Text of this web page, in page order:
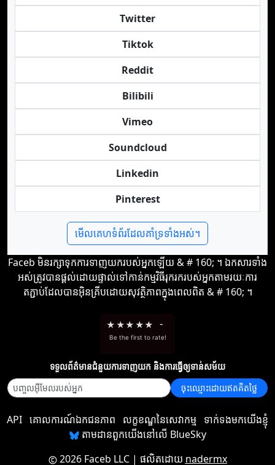
Twitter
Tiktok
Reddit
Bilibili
Vimeo
Soundcloud
Linkedin
Pinterest
មើលគេហទំព័រដែលគាំទ្រទាំងអស់។
Faceb មិន​រក្សា​ទុក​ការ​ទាញ​យក​របស់​អ្នក​ឡើយ & # 160; ។ ឯកសារ​ទាំង
អស់​ត្រូវ​បាន​ផ្ដល់​ដោយ​ផ្ទាល់​ទៅ​កាន់​កម្មវិធី​រុករក​របស់​អ្នក​តាមរយៈ​ការ​
តភ្ជាប់​ដែល​បាន​អ៊ិនគ្រីប​ដោយ​សុវត្ថិភាព​ក្នុង​ពេល​ពិត & # 160; ។
★ ★★ ★★ -
Be the first to rate!
ទទួល​ព័ត៌មាន​ជំនួយ​ការ​ទាញយក និង​ការ​ធ្វើ​ឲ្យ​ទាន់សម័យ
ចុះឈ្មោះដោយឥតគិតថ្លៃ
API គោលការណ៍ឯកជនភាព លក្ខខណ្ឌនៃសេវាកម្ម
ទាក់ទងមកយើងខ្ញុំ
តាមដានពួកយើងនៅលើ BlueSky
2026 Faceb LLC| ផលិតដោយ nadermx